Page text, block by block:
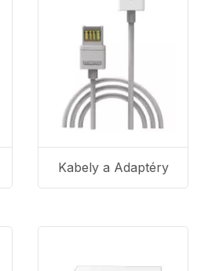
Kabely a Adaptéry